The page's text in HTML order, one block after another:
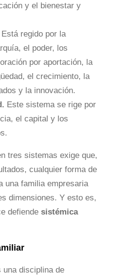
y el bienestar y
Está regido por la
el poder, los
por aportación, la
el crecimiento, la
y la innovación.
Este sistema se rige por
el capital y los
tres sistemas exige que,
cualquier forma de
una familia empresaria
dimensiones. Y esto es,
defiende sistémica
una disciplina de